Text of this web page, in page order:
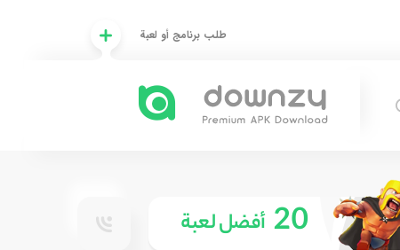
طلب برنامج أو لعبة
20 أفضل لعبة